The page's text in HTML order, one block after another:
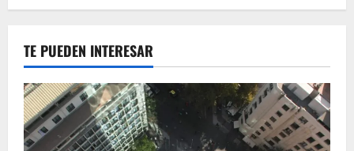
TE PUEDEN INTERESAR